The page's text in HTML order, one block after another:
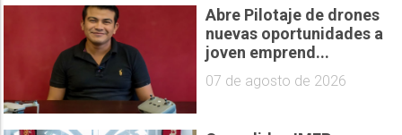
Abre Pilotaje de drones
nuevas oportunidades a
joven emprend...
07 de agosto de 2026